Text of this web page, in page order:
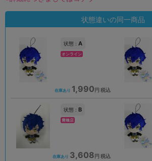
状態違いの同一商品
状態 : A
オンライン
在庫あり 1,990 円 税込
状態 : B
豊橋店
在庫あり 3,608 円 税込